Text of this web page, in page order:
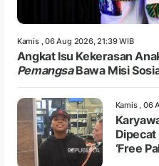
Kamis , 06 Aug 2026, 21:39 WIB
Angkat Isu Kekerasan
PemangsaBawa Misi
Kamis , 06
Dipecat
‘Free